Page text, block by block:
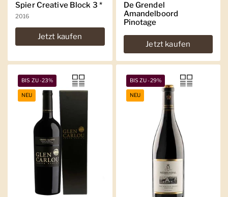
Spier Creative Block 3 *
2016
Jetzt kaufen
De Grendel
Amandelboord
Pinotage
Jetzt kaufen
BIS ZU -23%
NEU
BIS ZU -29%
NEU